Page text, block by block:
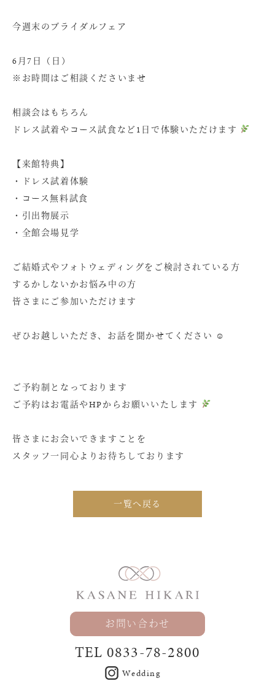
今週末のブライダルフェア
6月7日（日）
※お時間はご相談くださいませ
相談会はもちろん
ドレス試着やコース試食など1日で体験いただけます
【来館特典】
・ドレス試着体験
・コース無料試食
・引出物展示
・全館会場見学
ご結婚式やフォトウェディングをご検討されている方
するかしないかお悩み中の方
皆さまにご参加いただけます
ぜひお越しいただき、お話を聞かせてください ☺
ご予約制となっております
ご予約はお電話やHPからお願いいたします
皆さまにお会いできますことを
スタッフ一同心よりお待ちしております
一覧へ戻る
お問い合わせ
TEL 0833-78-2800
Wedding